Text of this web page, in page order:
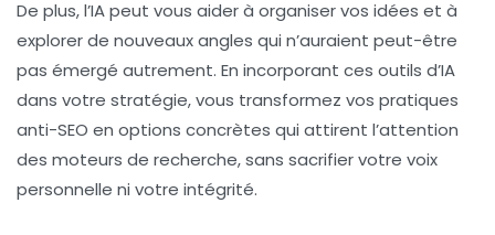
De plus, l’IA peut vous aider à organiser vos idées et à
explorer de nouveaux angles qui n’auraient peut-être
pas émergé autrement. En incorporant ces outils d’IA
dans votre stratégie, vous transformez vos pratiques
anti-SEO en options concrètes qui attirent l’attention
des moteurs de recherche, sans sacrifier votre voix
personnelle ni votre intégrité.